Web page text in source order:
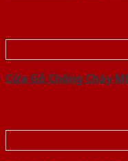
Cửa Gỗ Chống Cháy